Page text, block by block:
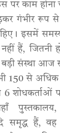
काम होना
गंभीर रूप
इसमें
हैं, जितनी
संस्था आज
150 से
पुस्तकालय,
समृद्ध हैं,